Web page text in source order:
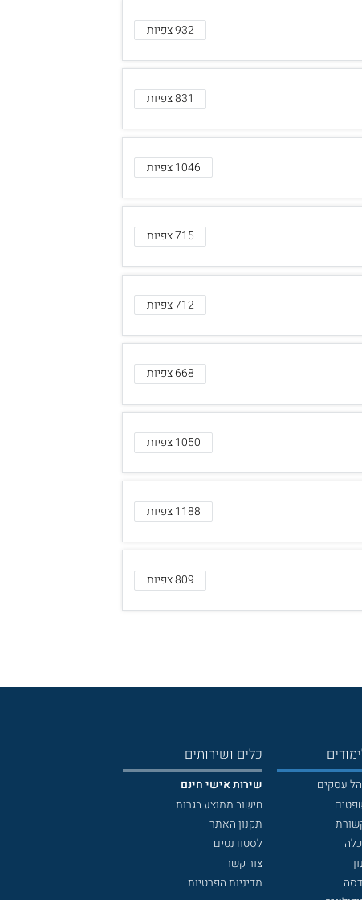
932 צפיות
831 צפיות
1046 צפיות
715 צפיות
712 צפיות
668 צפיות
1050 צפיות
1188 צפיות
809 צפיות
עסקים
כלים ושירותים
שירות אישי חינם
חישוב ממוצע בגרות
תקנון האתר
לסטודנטים
צור קשר
מדיניות הפרטיות